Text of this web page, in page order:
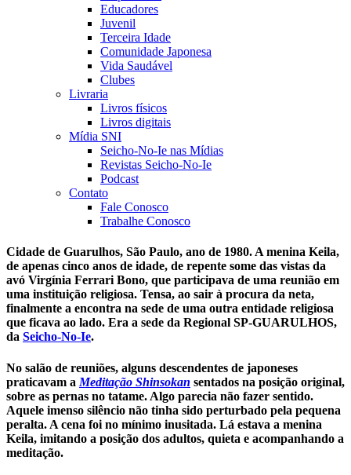
Educadores
Juvenil
Terceira Idade
Comunidade Japonesa
Vida Saudável
Clubes
Livraria
Livros físicos
Livros digitais
Mídia SNI
Seicho-No-Ie nas Mídias
Revistas Seicho-No-Ie
Podcast
Contato
Fale Conosco
Trabalhe Conosco
Cidade de Guarulhos, São Paulo, ano de 1980. A menina Keila,
de apenas cinco anos de idade, de repente some das vistas da
avó Virgínia Ferrari Bono, que participava de uma reunião em
uma instituição religiosa. Tensa, ao sair à procura da neta,
finalmente a encontra na sede de uma outra entidade religiosa
que ficava ao lado. Era a sede da Regional SP-GUARULHOS,
da Seicho-No-Ie.
No salão de reuniões, alguns descendentes de japoneses
praticavam a Meditação Shinsokan sentados na posição original,
sobre as pernas no tatame. Algo parecia não fazer sentido.
Aquele imenso silêncio não tinha sido perturbado pela pequena
peralta. A cena foi no mínimo inusitada. Lá estava a menina
Keila, imitando a posição dos adultos, quieta e acompanhando a
meditação.